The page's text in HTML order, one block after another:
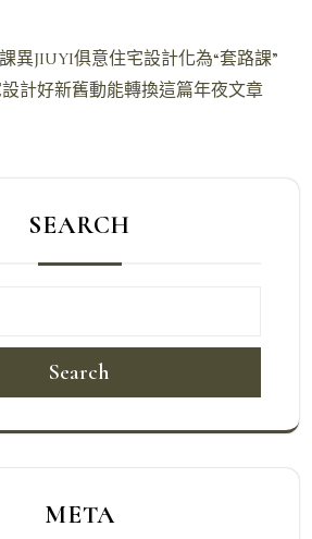
異JIUYI俱意住宅設計化為“套路課”
計好新舊動能轉換這篇年夜文章
SEARCH
Search
META